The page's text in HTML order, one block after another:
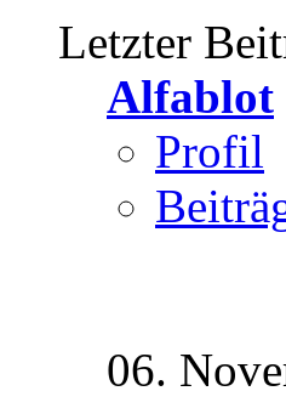
Letzter
Alfablot
Profil
06.